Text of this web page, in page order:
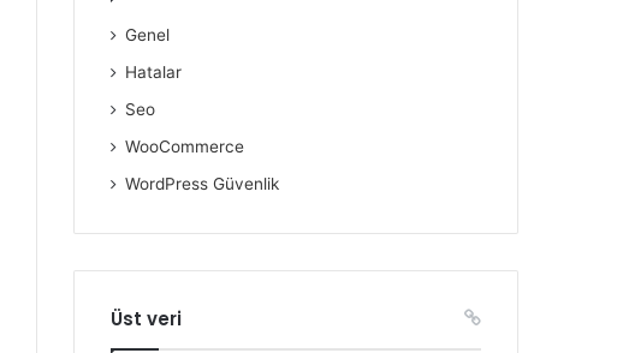
Genel
Hatalar
Seo
WooCommerce
WordPress Güvenlik
Üst veri